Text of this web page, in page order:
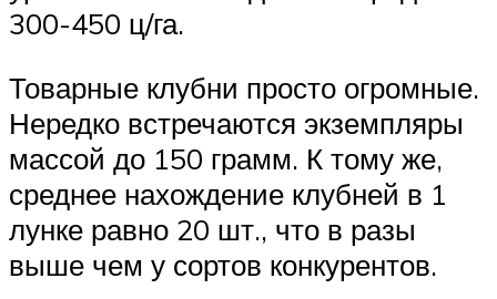
300-450 ц/га.
Товарные клубни просто огромные.
Нередко встречаются экземпляры
массой до 150 грамм. К тому же,
среднее нахождение клубней в 1
лунке равно 20 шт., что в разы
выше чем у сортов конкурентов.